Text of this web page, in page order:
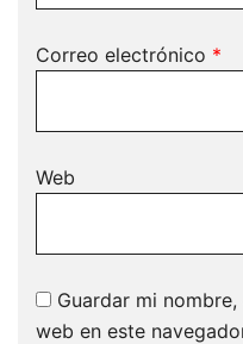
Correo electrónico *
Web
Guardar mi
web en este